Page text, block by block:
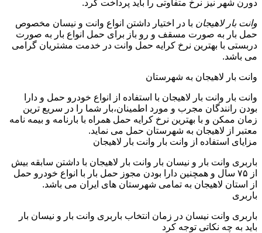
دورن شهر نیز نرخ متفاوتی را باید پرداخت کرد.
وانت بار لاهیجان با در اختیار داشتن انواع وانت و نیسان مخصوص
حمل بار به صورت مسقف و رو باز برای حمل انواع بار به صورت
دربستی با بهترین نرخ کرایه حمل وانت در خدمت مشتریان گرامی
می باشد.
وانت بار لاهیجان به شهرستان
وانت بار وانت بار لاهیجان با استفاده از انواع خودرو حمل و دارا
بودن رانندگان مجرب و مورد اطمینان،بار شما را در سریع ترین
زمان ممکن و با بهترین نرخ کرایه حمل همراه با بارنامه و بیمه نامه
معتبر از لاهیجان به شهرستان حمل می نماید.
مزایای استفاده از وانت بار وانت بار لاهیجان
باربری وانت بار و نیسان بار وانت بار لاهیجان با داشتن سابقه بیش
از ۷۵ سال و همچنین دارا بودن مجوز حمل بار با انواع خودرو حمل
از استان لاهیجان به تمامی شهرستان های ایران می باشد.
باربری
باربری وانت نیسان در زمان انتخاب باربری وانت بار و نیسان بار
باید به چه نکاتی توجه کرد